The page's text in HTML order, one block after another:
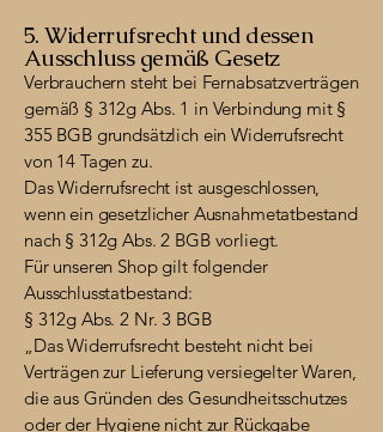
5. Widerrufsrecht und dessen
Ausschluss gemäß Gesetz
Verbrauchern steht bei Fernabsatzverträgen
gemäß § 312g Abs. 1 in Verbindung mit §
355 BGB grundsätzlich ein Widerrufsrecht
von 14 Tagen zu.
Das Widerrufsrecht ist ausgeschlossen,
wenn ein gesetzlicher Ausnahmetatbestand
nach § 312g Abs. 2 BGB vorliegt.
Für unseren Shop gilt folgender
Ausschlusstatbestand:
§ 312g Abs. 2 Nr. 3 BGB
„Das Widerrufsrecht besteht nicht bei
Verträgen zur Lieferung versiegelter Waren,
die aus Gründen des Gesundheitsschutzes
oder der Hygiene nicht zur Rückgabe